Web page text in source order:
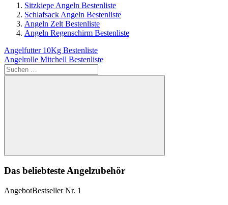
Sitzkiepe Angeln Bestenliste
Schlafsack Angeln Bestenliste
Angeln Zelt Bestenliste
Angeln Regenschirm Bestenliste
Beitragsnavigation
Vorheriger
Beitrag:
Angelfutter 10Kg Bestenliste
Nächster
Beitrag:
Angelrolle Mitchell Bestenliste
Suchen
nach:
Suchen
Das beliebteste Angelzubehör
AngebotBestseller Nr. 1